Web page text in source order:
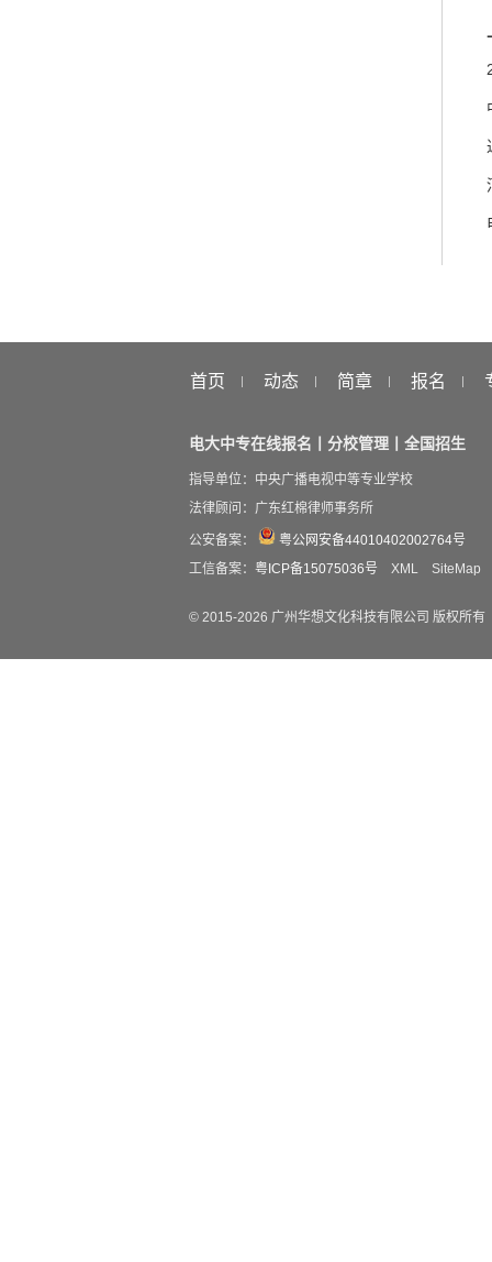
首页 动态 简章 报名
电大中专在线报名丨分校管理丨全国招生
指导单位：中央广播电视中等专业学校
法律顾问：广东红棉律师事务所
公安备案：
粤公网安备44010402002764号
工信备案： 粤ICP备15075036号 XML SiteMap
© 2015-2026 广州华想文化科技有限公司 版权所有